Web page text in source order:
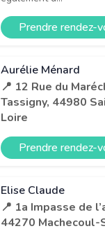
Prendre rendez-
Aurélie Ménard
📍 12 Rue du
Tassigny, 44980
Loire
Prendre rendez-
Elise Claude
📍 1a Impasse de
44270 Machecoul-